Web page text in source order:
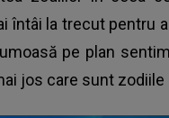
întâi la trecut pentru
pe plan
jos care sunt